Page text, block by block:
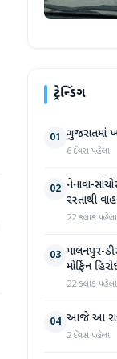
ટ્રેન્ડિંગ
01 ગુજરાતમાં
6 દિવસ પહેલા
02 નેનાવા-
રસ્તાથી
22 કલાક પહેલા
03 પાલનપુર-
મોર્ફિન
22 કલાક પહેલા
04 આજે આ
2 દિવસ પહેલા